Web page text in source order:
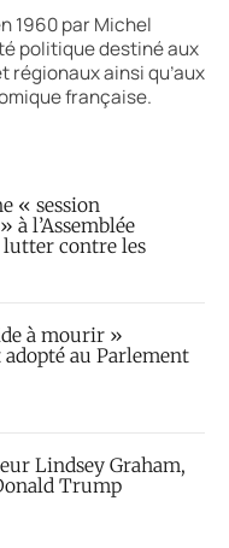
1960 par Michel
politique destiné aux
régionaux ainsi qu’aux
française.
« session
à l’Assemblée
contre les
à mourir »
au Parlement
Lindsey Graham,
Trump